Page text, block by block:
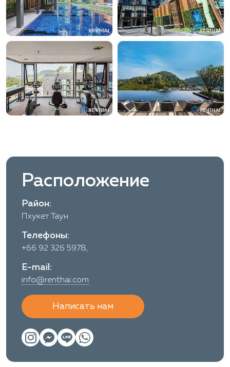
Расположение
Район:
Пхукет Таун
Телефоны:
+66 92 326 5978,
E-mail:
info@renthai.com
Написать нам